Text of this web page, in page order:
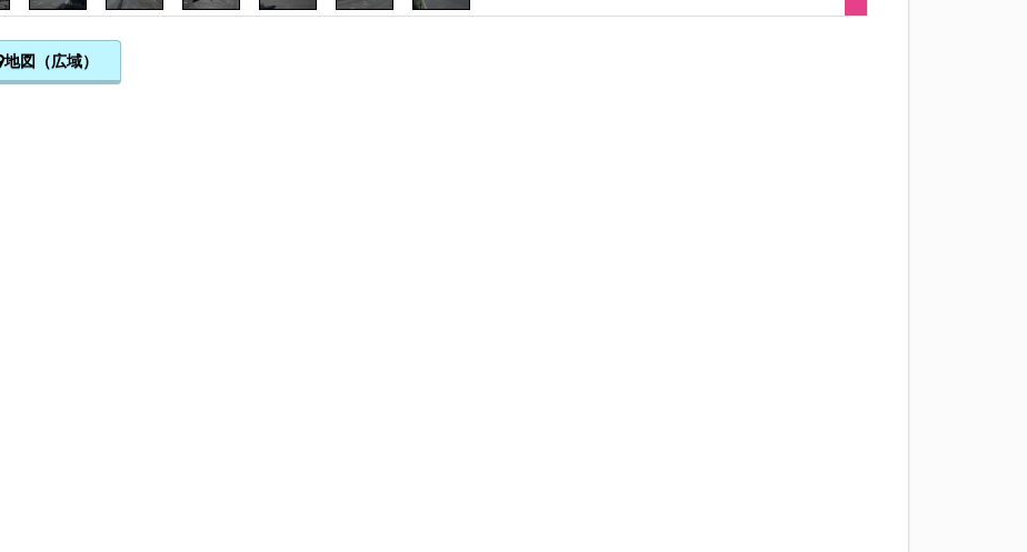
地図（広域）